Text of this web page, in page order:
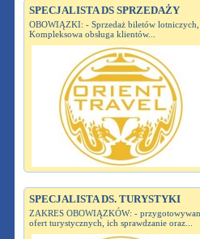
SPECJALISTA DS SPRZEDAŻY
OBOWIĄZKI: - Sprzedaż biletów
Kompleksowa obsługa klientów...
SPECJALISTA DS. TURYSTYKI
ZAKRES OBOWIĄZKÓW: -
ofert turystycznych, ich sprawdzanie oraz...